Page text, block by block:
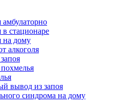
стационаре
на дому
алкоголя
вывод из запоя
синдрома на дому